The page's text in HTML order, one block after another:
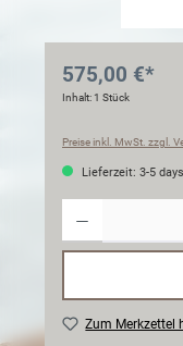
575,00 €*
Inhalt:1 Stück
Preise inkl. MwSt. zzgl.
Lieferzeit: 3-5 days
Zum Merkzettel